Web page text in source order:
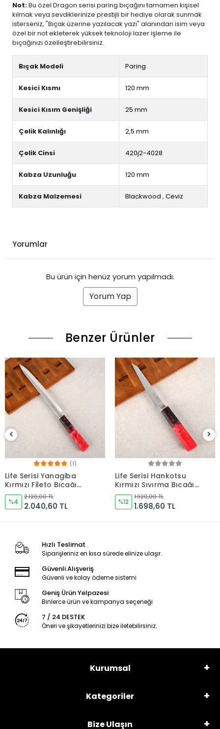
Not:Bu özel Dragon serisi paring bıçağını tamamen kişisel
kılmak veya sevdiklerinize prestijli bir hediye olarak sunmak
isterseniz, "Bıçak üzerine yazılacak yazı" alanından isim veya
özel bir not ekleterek yüksek teknoloji lazer işleme ile
bıçağınızı özelleştirebilirsiniz.
Bıçak Modeli Paring
Kesici Kısmı 120 mm
Kesici Kısım Genişliği 25 mm
Çelik Kalınlığı 2,5 mm
Çelik Cinsi 420j2-4028
Kabza Uzunluğu 120 mm
Kabza Malzemesi Blackwood , Ceviz
Yorumlar
Bu ürün için henüz yorum yapılmadı.
Yorum Yap
Benzer Ürünler
Life Serisi Hankotsu
Kırmızı Sıyırma Bıçağı
160mm Namlu -
Kocakaya Bıçakları
%12
1.920,00 TL
1.698,60 TL
Life Serisi Fileto Kırmızı
Bıçağı 210mm Namlu -
Kocakaya Bıçakları
%9
2.120,00 TL
1.926,60 TL
Hızlı Teslimat
Siparişleriniz en kısa sürede elinize ulaşır.
Güvenli Alışveriş
Güvenli ve kolay ödeme sistemi
Geniş Ürün Yelpazesi
Binlerce ürün ve kampanya seçeneği
7 / 24 DESTEK
Öneri ve şikayetlerinizi bize iletebilirsiniz.
Kurumsal
Kategoriler
Bize Ulaşın